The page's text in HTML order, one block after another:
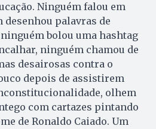
Ninguém falou em
desenhou palavras de
bolou uma hashtag
ninguém chamou de
desairosas contra o
depois de assistirem
olhem
com cartazes pintando
de Ronaldo Caiado. Um